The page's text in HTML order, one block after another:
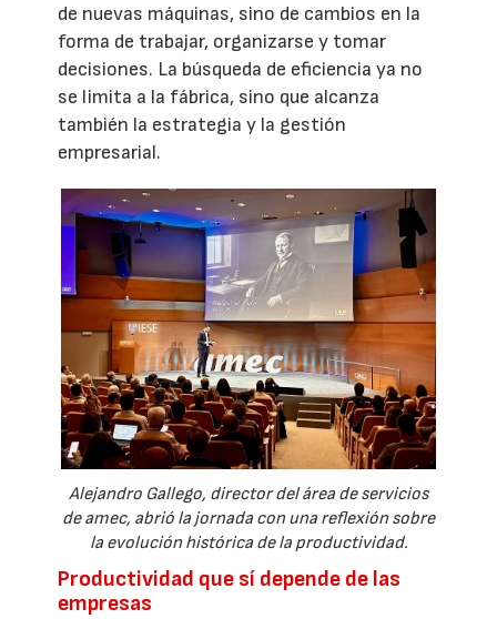
de nuevas máquinas, sino de cambios en la
forma de trabajar, organizarse y tomar
decisiones. La búsqueda de eficiencia ya no
se limita a la fábrica, sino que alcanza
también la estrategia y la gestión
empresarial.
Alejandro Gallego, director del área de servicios
de amec, abrió la jornada con una reflexión sobre
la evolución histórica de la productividad.
Productividad que sí depende de las
empresas